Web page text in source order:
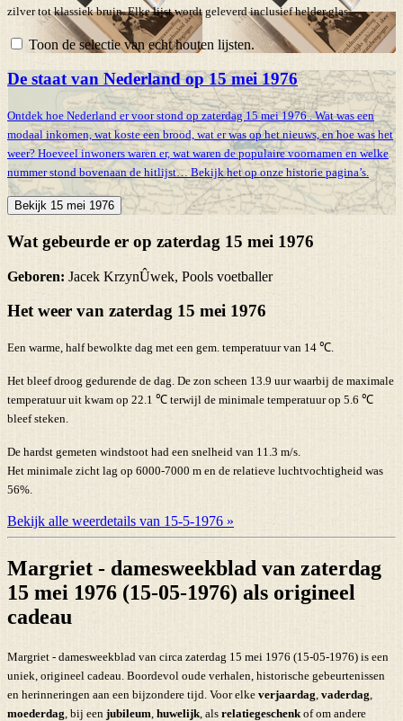
zilver tot klassiek bruin. Elke lijst wordt geleverd inclusief helder glas.
Toon de selectie van echt houten lijsten.
De staat van Nederland op 15 mei 1976
Ontdek hoe Nederland er voor stond op zaterdag 15 mei 1976 . Wat was een
modaal inkomen, wat koste een brood, wat er was op het nieuws, en hoe was het
weer? Hoeveel inwoners waren er, wat waren de populaire voornamen en welke
nummer stond bovenaan de hitlijst… Bekijk het op onze historie pagina’s.
Bekijk 15 mei 1976
Wat gebeurde er op zaterdag 15 mei 1976
Geboren: Jacek KrzynÛwek, Pools voetballer
Het weer van zaterdag 15 mei 1976
Een warme, half bewolkte dag met een gem. temperatuur van 14 ℃.
Het bleef droog gedurende de dag. De zon scheen 13.9 uur waarbij de maximale
temperatuur uit kwam op 22.1 ℃ terwijl de minimale temperatuur op 5.6 ℃
bleef steken.
De hardst gemeten windstoot had een snelheid van 11.3 m/s.
Het minimale zicht lag op 6000-7000 m en de relatieve luchtvochtigheid was
56%.
Bekijk alle weerdetails van 15-5-1976 »
Margriet - damesweekblad van zaterdag
15 mei 1976 (15-05-1976) als origineel
cadeau
Margriet - damesweekblad van circa zaterdag 15 mei 1976 (15-05-1976) is een
uniek, origineel cadeau. Boordevol oude verhalen, historische gebeurtenissen
en herinneringen aan een bijzondere tijd. Voor elke verjaardag vaderdag
moederdag , bij een jubileum huwelijk , als relatiegeschenk of om andere